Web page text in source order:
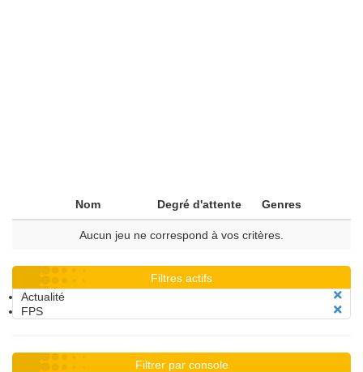
Nom Degré d'attente Genres
Aucun jeu ne correspond à vos critères.
Filtres actifs
Actualité
FPS
Filtrer par console